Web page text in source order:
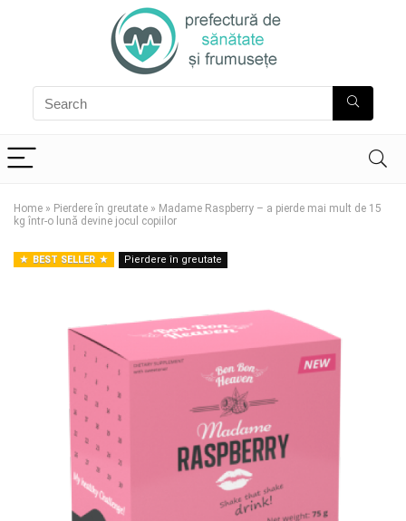
Home » Pierdere în greutate » Madame Raspberry – a pierde mai mult de 15
kg într-o lună devine jocul copiilor
BEST SELLER Pierdere în greutate